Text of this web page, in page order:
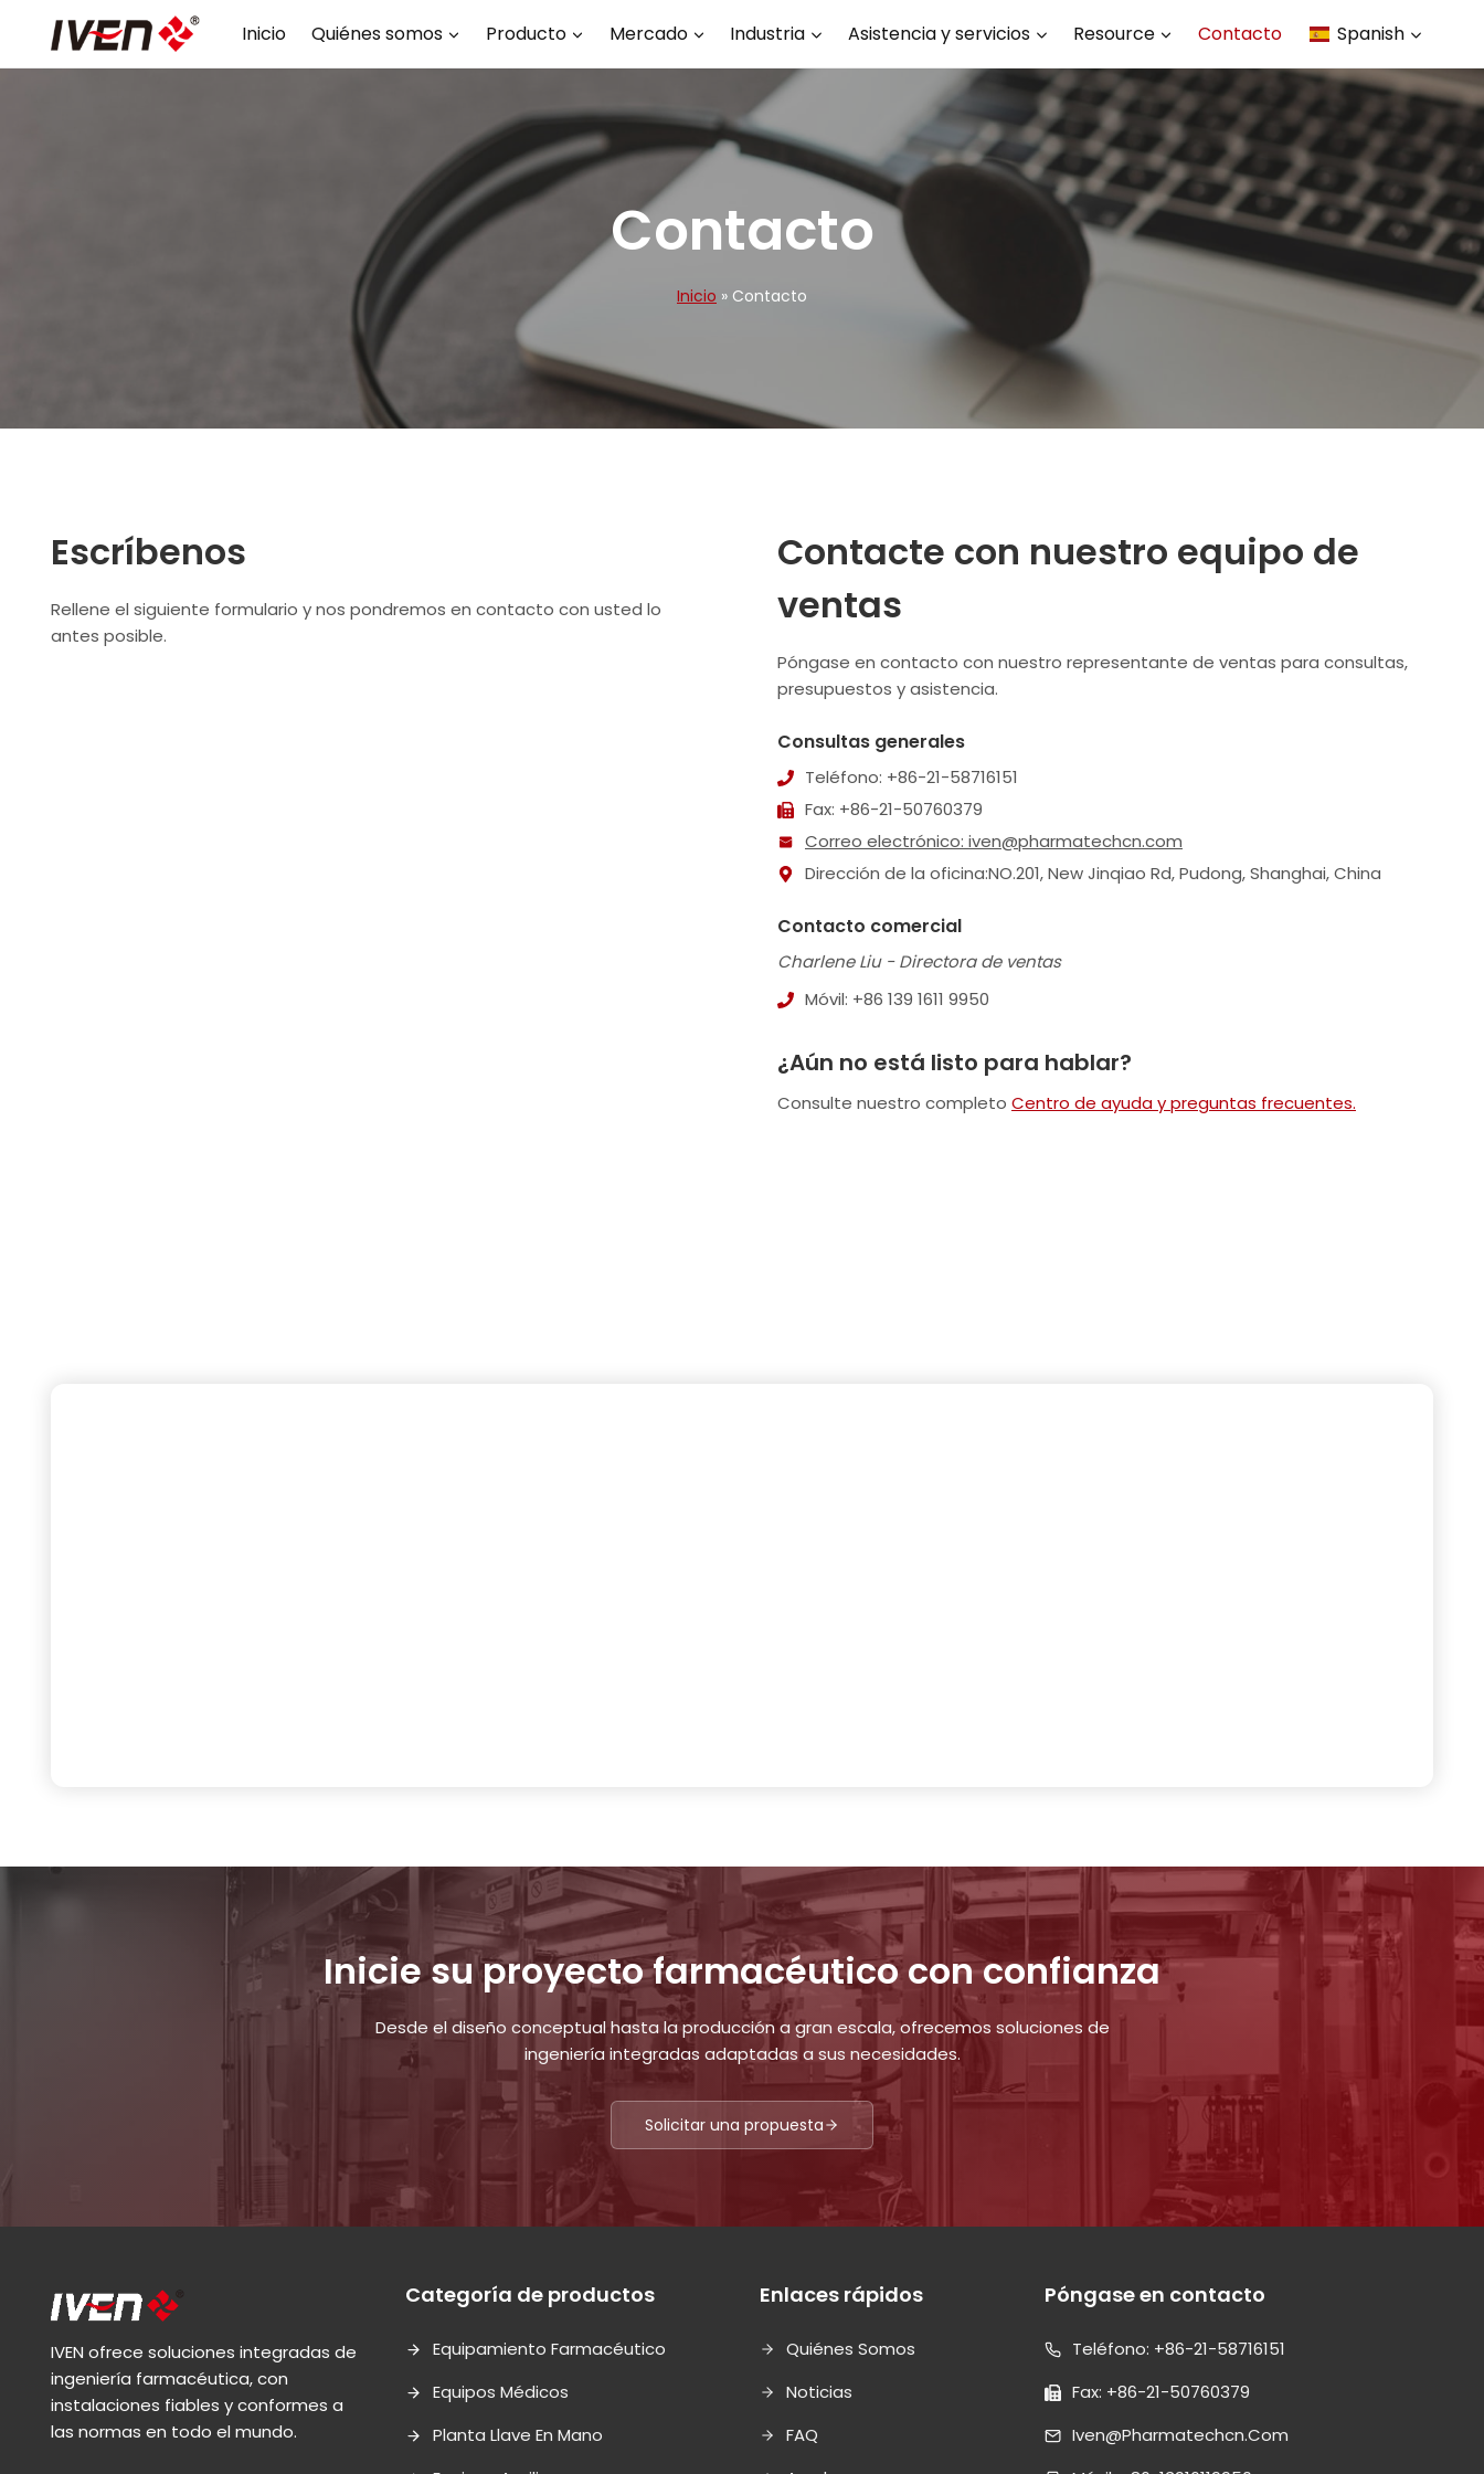
contenido
Inicio Quiénes somos Producto Mercado Industria Asistencia y servicios Resource Contacto Spanish
Contacto
Inicio » Contacto
Escríbenos
Rellene el siguiente formulario y nos pondremos en contacto con usted lo
antes posible.
Contacte con nuestro equipo de
ventas
Póngase en contacto con nuestro representante de ventas para consultas,
presupuestos y asistencia.
Consultas generales
Teléfono: +86-21-58716151
Fax: +86-21-50760379
Correo electrónico: iven@pharmatechcn.com
Dirección de la oficina:NO.201, New Jinqiao Rd, Pudong, Shanghai, China
Contacto comercial
Charlene Liu - Directora de ventas
Móvil: +86 139 1611 9950
¿Aún no está listo para hablar?
Consulte nuestro completo Centro de ayuda y preguntas frecuentes.
Inicie su proyecto farmacéutico con confianza
Desde el diseño conceptual hasta la producción a gran escala, ofrecemos soluciones de
ingeniería integradas adaptadas a sus necesidades.
Solicitar una propuesta
IVEN ofrece soluciones integradas de
ingeniería farmacéutica, con
instalaciones fiables y conformes a
las normas en todo el mundo.
Categoría de productos
Equipamiento Farmacéutico
Equipos Médicos
Planta Llave En Mano
Enlaces rápidos
Quiénes Somos
Noticias
FAQ
Póngase en contacto
Teléfono: +86-21-58716151
Fax: +86-21-50760379
Iven@pharmatechcn.com